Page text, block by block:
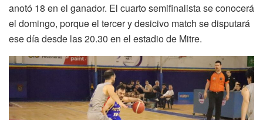
anotó 18 en el ganador. El cuarto semifinalista se conocerá
el domingo, porque el tercer y desicivo match se disputará
ese día desde las 20.30 en el estadio de Mitre.